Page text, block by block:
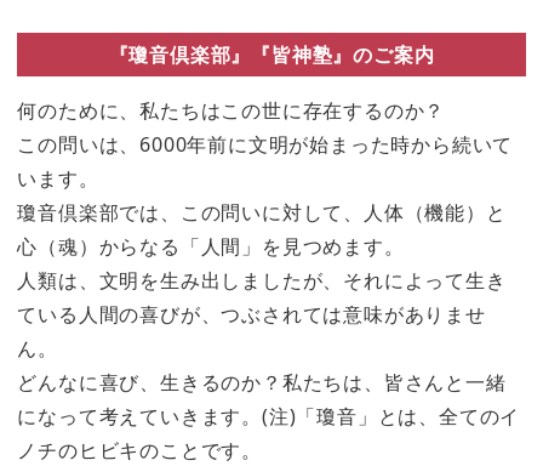
『瓊音倶楽部』『皆神塾』のご案内
何のために、私たちはこの世に存在するのか？
この問いは、6000年前に文明が始まった時から続いて
います。
瓊音倶楽部では、この問いに対して、人体（機能）と
心（魂）からなる「人間」を見つめます。
人類は、文明を生み出しましたが、それによって生き
ている人間の喜びが、つぶされては意味がありませ
ん。
どんなに喜び、生きるのか？私たちは、皆さんと一緒
になって考えていきます。(注)「瓊音」とは、全てのイ
ノチのヒビキのことです。